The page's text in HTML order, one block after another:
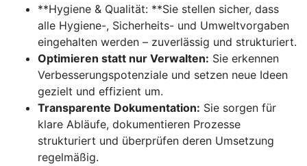
**Hygiene & Qualität: **Sie stellen sicher, dass
alle Hygiene-, Sicherheits- und Umweltvorgaben
eingehalten werden – zuverlässig und strukturiert.
Optimieren statt nur Verwalten: Sie erkennen
Verbesserungspotenziale und setzen neue Ideen
gezielt und effizient um.
Transparente Dokumentation: Sie sorgen für
klare Abläufe, dokumentieren Prozesse
strukturiert und überprüfen deren Umsetzung
regelmäßig.